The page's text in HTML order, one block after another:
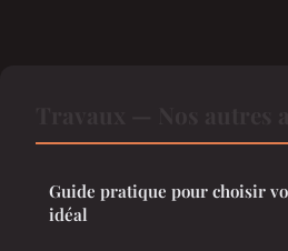
Guide pratique pour choisir
idéal